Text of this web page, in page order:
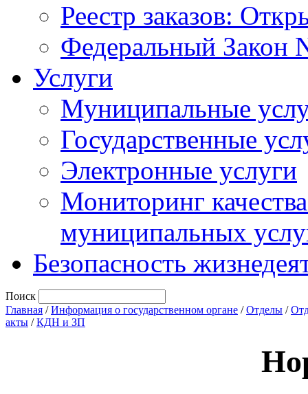
Реестр заказов:
Федеральный Закон
Услуги
Муниципальные
Государственные
Электронные услуги
Мониторинг
муниципальных
Безопасность
Поиск
Главная /Информация о государственном органе /Отделы /
акты /КДН и ЗП